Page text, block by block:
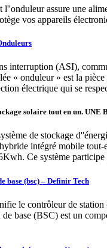
l''onduleur assure une
vos appareils
interruption (ASI),
« onduleur » est la pièce
électrique qui se
solaire tout en un. UNE
de stockage
intégré mobile tout-
Ce système participe
base (bsc) – Definir Tech
le contrôleur de station
base (BSC) est un